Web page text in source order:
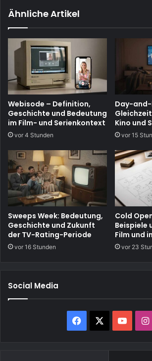
Ähnliche Artikel
Webisode – Definition,
Geschichte und Bedeutung
im Film- und Serienkontext
vor 4 Stunden
Day-and-
Kino und
vor 15
Sweeps Week: Bedeutung,
Geschichte und Zukunft
der TV-Rating-Periode
vor 16 Stunden
Cold
Beispiele
Film und
vor 23
Social Media
Facebook